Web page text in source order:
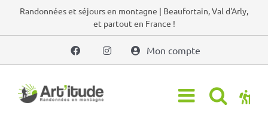
PasserRandonnées et séjours en montagne | Beaufortain, Val d'Arly,
et partout en France !
Mon compte